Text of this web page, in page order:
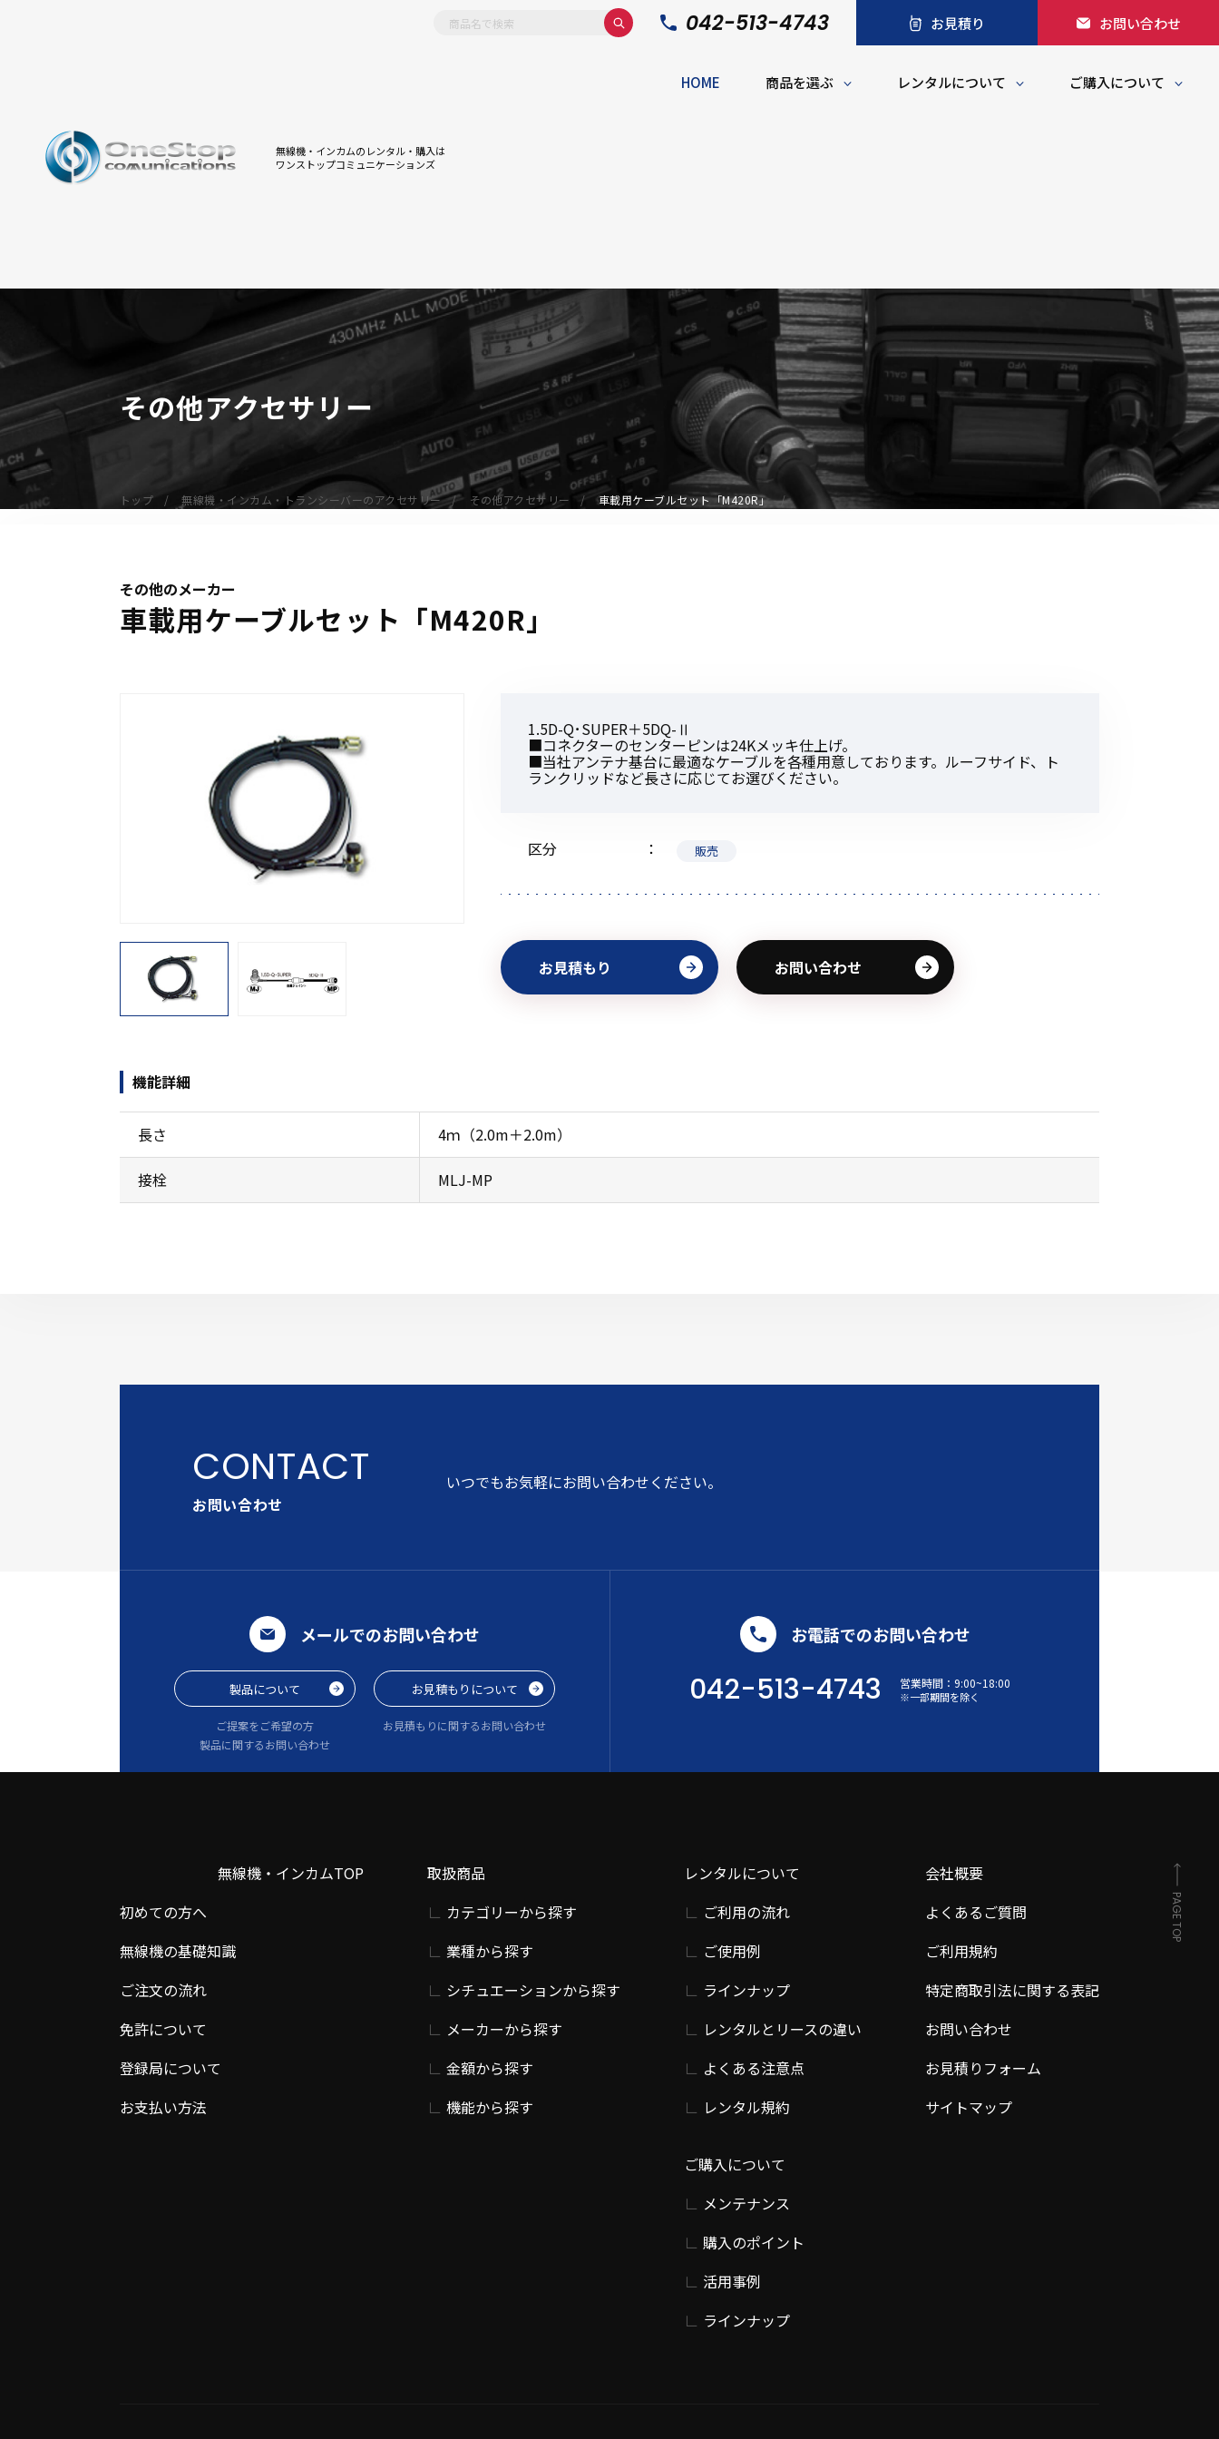
無線機・インカムのレンタル・購入は
ワンストップコミュニケーションズ
042-513-4743 お見積り お問い合わせ
HOME 商品を選ぶ レンタルについて ご購入について
無線機
デジタル無線機（登録局）
デジタル無線機（免許局）
受信機（レシーバー）
アマチュア無線機
オーダーコール
オーダーコール
アクセサリー
イヤホンマイク
スピーカーマイク
イヤホン
無線機収納・運搬ケース
その他アクセサリー
ポータブルワイヤレスアンプ
機能から探す 金額から探す 業界使用例から探す
その他アクセサリー
トップ 無線機・インカム・トランシーバーのアクセサリー その他アクセサリー 車載用ケーブルセット「M420R」
その他のメーカー
車載用ケーブルセット「M420R」
1.5D-Q･SUPER＋5DQ-Ⅱ
■コネクターのセンターピンは24Kメッキ仕上げ。
■当社アンテナ基台に最適なケーブルを各種用意しております。ルーフサイド、ト
ランクリッドなど長さに応じてお選びください。
区分 販売
お見積もり お問い合わせ
機能詳細
長さ 4ｍ（2.0m＋2.0m）
接栓 MLJ-MP
お問い合わせ
いつでもお気軽にお問い合わせください。
メールでのお問い合わせ
製品について
ご提案をご希望の方
製品に関するお問い合わせ
お見積もりについて
お見積もりに関するお問い合わせ
お電話でのお問い合わせ
042-513-4743 営業時間： 9:00~18:00
※一部期間を除く
無線機・インカムTOP
初めての方へ
無線機の基礎知識
ご注文の流れ
免許について
登録局について
お支払い方法
取扱商品
カテゴリーから探す
業種から探す
シチュエーションから探す
メーカーから探す
金額から探す
機能から探す
レンタルについて
ご利用の流れ
ご使用例
ラインナップ
レンタルとリースの違い
よくある注意点
レンタル規約
ご購入について
メンテナンス
購入のポイント
活用事例
ラインナップ
会社概要
よくあるご質問
ご利用規約
特定商取引法に関する表記
お問い合わせ
お見積りフォーム
サイトマップ
PAGE TOP